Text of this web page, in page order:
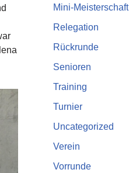
Mini-Meisterschaft
Relegation
Rückrunde
Senioren
Training
Turnier
Uncategorized
Verein
Vorrunde